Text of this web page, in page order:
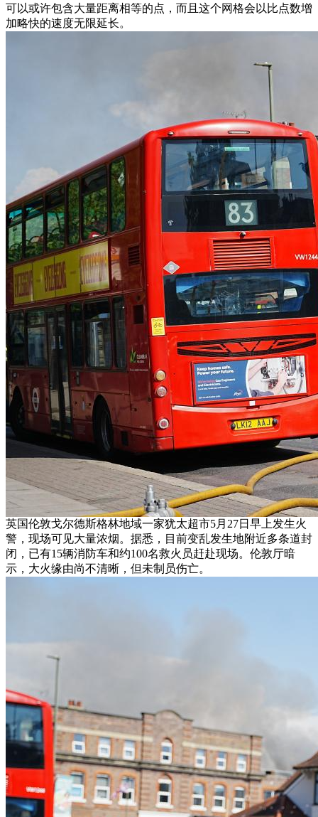
可以或许包含大量距离相等的点，而且这个网格会以比点数增
加略快的速度无限延长。
英国伦敦戈尔德斯格林地域一家犹太超市5月27日早上发生火
警，现场可见大量浓烟。据悉，目前变乱发生地附近多条道封
闭，已有15辆消防车和约100名救火员赶赴现场。伦敦厅暗
示，大火缘由尚不清晰，但未制员伤亡。